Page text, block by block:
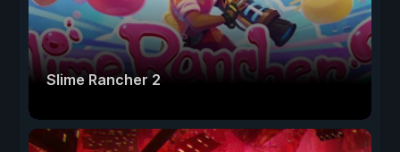
Slime Rancher 2